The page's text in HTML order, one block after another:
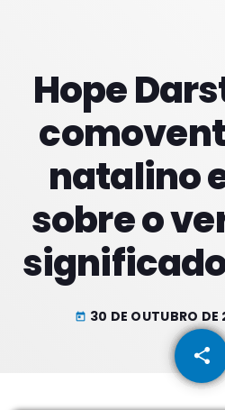
Tardes
COM RODRIGÃO
14:00 - 17:59
Noites
18:00 - 21:59
Noite Maior
Hope
natalino
sobre o
today 30 DE OUTUBRO
share
email